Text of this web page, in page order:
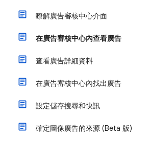
瞭解廣告審核中心介面
在廣告審核中心內查看廣告
查看廣告詳細資料
在廣告審核中心內找出廣告
設定儲存搜尋和快訊
確定圖像廣告的來源 (Beta 版)